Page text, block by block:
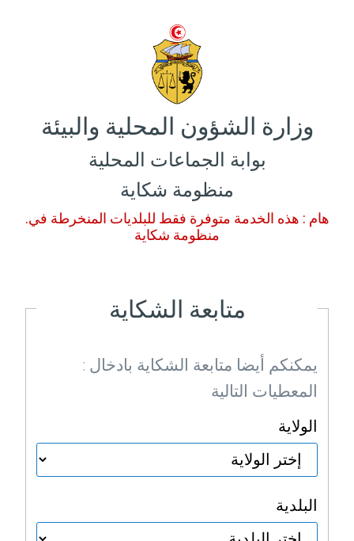
وزارة الشؤون المحلية والبيئة
بوابة الجماعات المحلية
منظومة شكاية
.هام : هذه الخدمة متوفرة فقط للبلديات المنخرطة في
منظومة شكاية
متابعة الشكاية
: يمكنكم أيضا متابعة الشكاية بادخال
المعطيات التالية
الولاية
البلدية